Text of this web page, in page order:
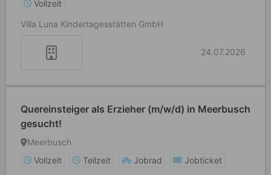
Vollzeit
Villa Luna Kindertagesstätten GmbH
24.07.2026
Quereinsteiger als Erzieher (m/w/d) in Meerbusch
gesucht!
Meerbusch
Vollzeit
Teilzeit Jobrad
Jobticket